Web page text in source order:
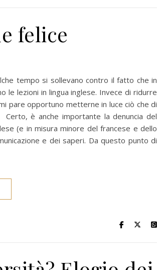
felice
tempo si sollevano contro il fatto che in
le lezioni in lingua inglese. Invece di ridurre
pare opportuno metterne in luce ciò che di
è anche importante la denuncia del
(e in misura minore del francese e dello
e dei saperi. Da questo punto di